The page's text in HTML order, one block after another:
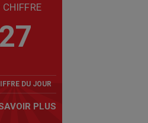
CHIFFRE
27
DU JOUR
PLUS